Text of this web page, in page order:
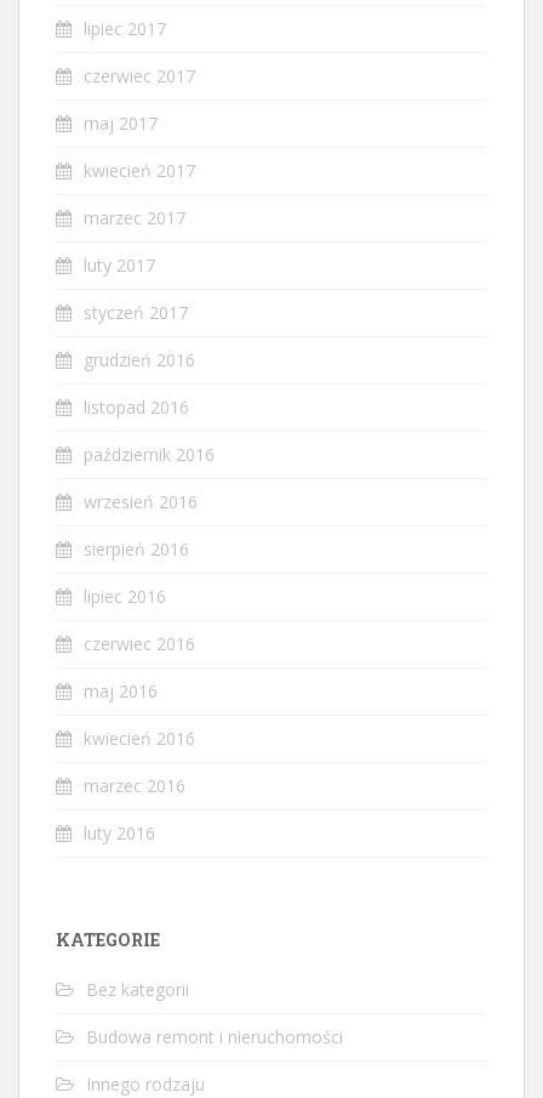
lipiec 2017
czerwiec 2017
maj 2017
kwiecień 2017
marzec 2017
luty 2017
styczeń 2017
grudzień 2016
listopad 2016
październik 2016
wrzesień 2016
sierpień 2016
lipiec 2016
czerwiec 2016
maj 2016
kwiecień 2016
marzec 2016
luty 2016
KATEGORIE
Bez kategorii
Budowa remont i nieruchomości
Innego rodzaju